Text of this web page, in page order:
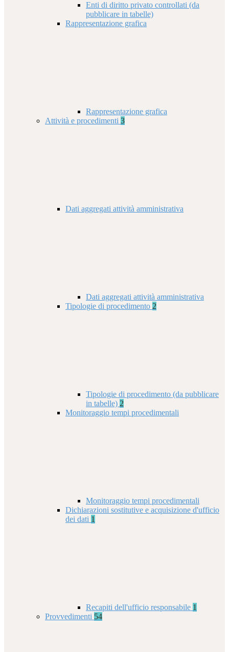
Enti di diritto privato controllati (da
pubblicare in tabelle)
Rappresentazione grafica
Rappresentazione grafica
Attività e procedimenti 3
Dati aggregati attività amministrativa
Dati aggregati attività amministrativa
Tipologie di procedimento 2
Tipologie di procedimento (da pubblicare
in tabelle) 2
Monitoraggio tempi procedimentali
Monitoraggio tempi procedimentali
Dichiarazioni sostitutive e acquisizione d'ufficio
dei dati 1
Recapiti dell'ufficio responsabile 1
Provvedimenti 54